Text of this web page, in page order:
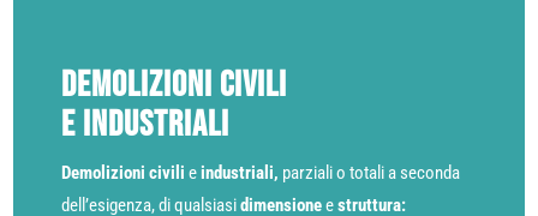
Demolizioni Civili
e Industriali
Demolizioni civili eindustriali, parziali o totali a seconda
dell’esigenza, di qualsiasidimensioneestruttura: